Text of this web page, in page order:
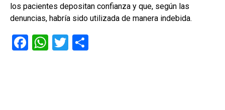
los pacientes depositan confianza y que, según las
denuncias, habría sido utilizada de manera indebida.
F
W T